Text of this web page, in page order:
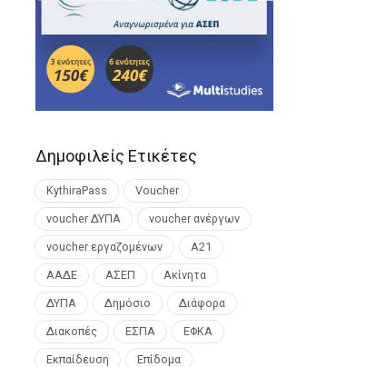
Δημοφιλείς Ετικέτες
KythiraPass Voucher
voucher ΔΥΠΑ voucher ανέργων
voucher εργαζομένων Α21
ΑΑΔΕ ΑΣΕΠ Ακίνητα
ΔΥΠΑ Δημόσιο Διάφορα
Διακοπές ΕΣΠΑ ΕΦΚΑ
Εκπαίδευση Επίδομα